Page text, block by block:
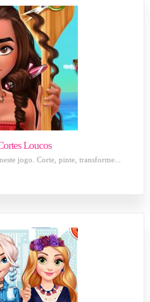
Loucos
jogo. Corte, pinte, transforme...